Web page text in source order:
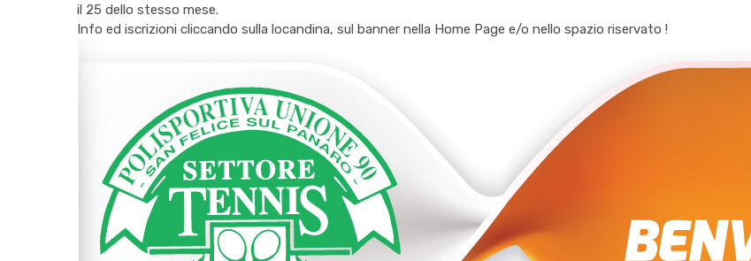
il 25 dello stesso mese.
Info ed iscrizioni cliccando sulla locandina, sul banner nella Home Page e/o nello spazio riservato !